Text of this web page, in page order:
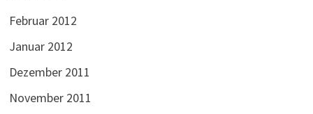
Februar 2012
Januar 2012
Dezember 2011
November 2011